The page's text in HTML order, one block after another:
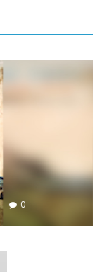
0